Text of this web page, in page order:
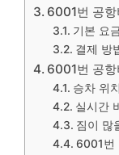
6001번 공항
기본 요
결제 방
6001번 공항
승차 위
실시간
짐이 많
6001번